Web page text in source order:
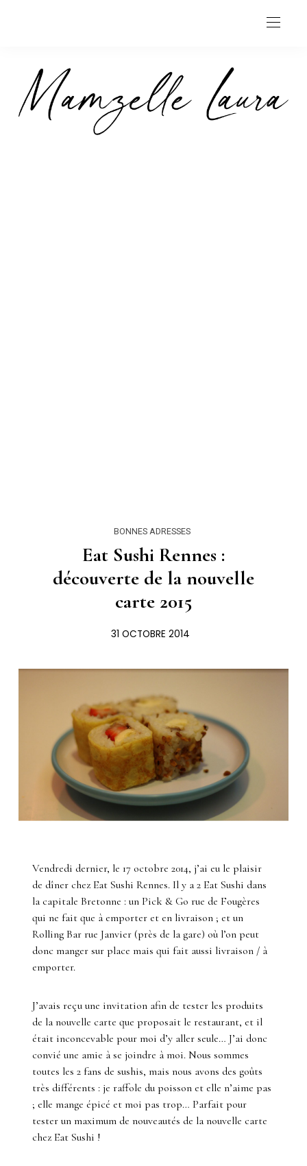
BONNES ADRESSES
Eat Sushi Rennes :
découverte de la nouvelle
carte 2015
31 OCTOBRE 2014
Vendredi dernier, le 17 octobre 2014, j’ai eu le plaisir
de dîner chez Eat Sushi Rennes. Il y a 2 Eat Sushi dans
la capitale Bretonne : un Pick & Go rue de Fougères
qui ne fait que à emporter et en livraison ; et un
Rolling Bar rue Janvier (près de la gare) où l’on peut
donc manger sur place mais qui fait aussi livraison / à
emporter.
J’avais reçu une invitation afin de tester les produits
de la nouvelle carte que proposait le restaurant, et il
était inconcevable pour moi d’y aller seule… J’ai donc
convié une amie à se joindre à moi. Nous sommes
toutes les 2 fans de sushis, mais nous avons des goûts
très différents : je raffole du poisson et elle n’aime pas
; elle mange épicé et moi pas trop… Parfait pour
tester un maximum de nouveautés de la nouvelle carte
chez Eat Sushi !